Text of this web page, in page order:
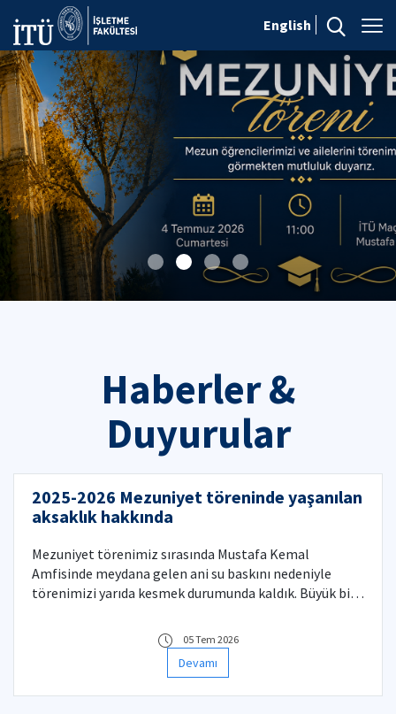
English
Haberler &
Duyurular
2025-2026 Mezuniyet töreninde yaşanılan
aksaklık hakkında
Mezuniyet törenimiz sırasında Mustafa Kemal
Amfisinde meydana gelen ani su baskını nedeniyle
törenimizi yarıda kesmek durumunda kaldık. Büyük bir
dolayı derin bir üzüntü duyuyor; yaşanan talihsizlik için
tüm mezunlarımızın ve misafirlerimizin anlayışına
05 Tem 2026
Devamı